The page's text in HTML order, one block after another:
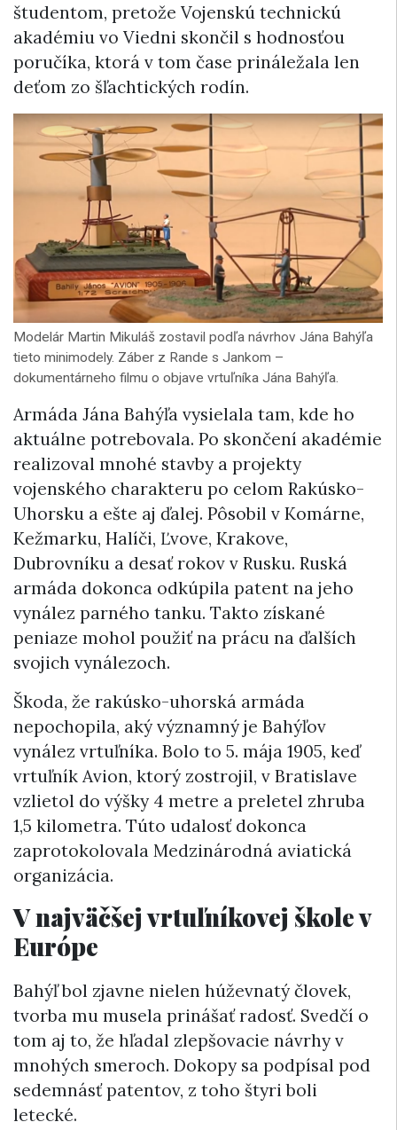
študentom, pretože Vojenskú technickú
akadémiu vo Viedni skončil s hodnosťou
poručíka, ktorá v tom čase prináležala len
deťom zo šľachtických rodín.
Modelár Martin Mikuláš zostavil podľa návrhov Jána Bahýľa
tieto minimodely. Záber z Rande s Jankom –
dokumentárneho filmu o objave vrtuľníka Jána Bahýľa.
Armáda Jána Bahýľa vysielala tam, kde ho
aktuálne potrebovala. Po skončení akadémie
realizoval mnohé stavby a projekty
vojenského charakteru po celom Rakúsko-
Uhorsku a ešte aj ďalej. Pôsobil v Komárne,
Kežmarku, Halíči, Ľvove, Krakove,
Dubrovníku a desať rokov v Rusku. Ruská
armáda dokonca odkúpila patent na jeho
vynález parného tanku. Takto získané
peniaze mohol použiť na prácu na ďalších
svojich vynálezoch.
Škoda, že rakúsko-uhorská armáda
nepochopila, aký významný je Bahýľov
vynález vrtuľníka. Bolo to 5. mája 1905, keď
vrtuľník Avion, ktorý zostrojil, v Bratislave
vzlietol do výšky 4 metre a preletel zhruba
1,5 kilometra. Túto udalosť dokonca
zaprotokolovala Medzinárodná aviatická
organizácia.
V najväčšej vrtuľníkovej škole v
Európe
Bahýľ bol zjavne nielen húževnatý človek,
tvorba mu musela prinášať radosť. Svedčí o
tom aj to, že hľadal zlepšovacie návrhy v
mnohých smeroch. Dokopy sa podpísal pod
sedemnásť patentov, z toho štyri boli
letecké.